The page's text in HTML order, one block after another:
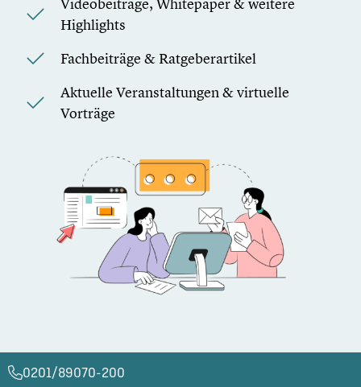
Highlights
Fachbeiträge & Ratgeberartikel
Aktuelle Veranstaltungen & virtuelle
Vorträge
0201/89070-200​